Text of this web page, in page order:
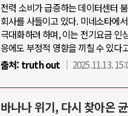
전력 소비가 급증하는 데이터센터
회사를 사들이고 있다. 미네소타에
극대화하려 하며, 이는 전기요금 인
응에도 부정적 영향을 끼칠 수 있다
출처: truth out 2025.11.13.
바나나 위기, 다시 찾아온